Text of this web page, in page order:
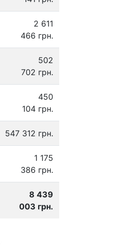
2 611
466 грн.
502
702 грн.
450
104 грн.
547 312 грн.
1 175
386 грн.
8 439
003 грн.